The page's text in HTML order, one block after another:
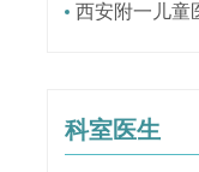
西安附一儿童
科室医生